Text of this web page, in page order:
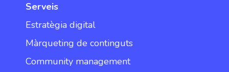
Serveis
Estratègia digital
Màrqueting de continguts
Community management